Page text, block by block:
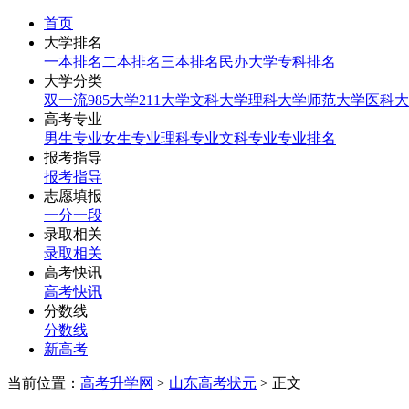
首页
大学排名
一本排名 二本排名三本排名 民办大学专科排名
大学分类
双一流985大学211大学文科大学理科大学师范大学医科
高考专业
男生专业女生专业理科专业文科专业专业排名
报考指导
报考指导
志愿填报
一分一段
录取相关
录取相关
高考快讯
高考快讯
分数线
分数线
新高考
当前位置： 高考升学网 > 山东高考状元 > 正文